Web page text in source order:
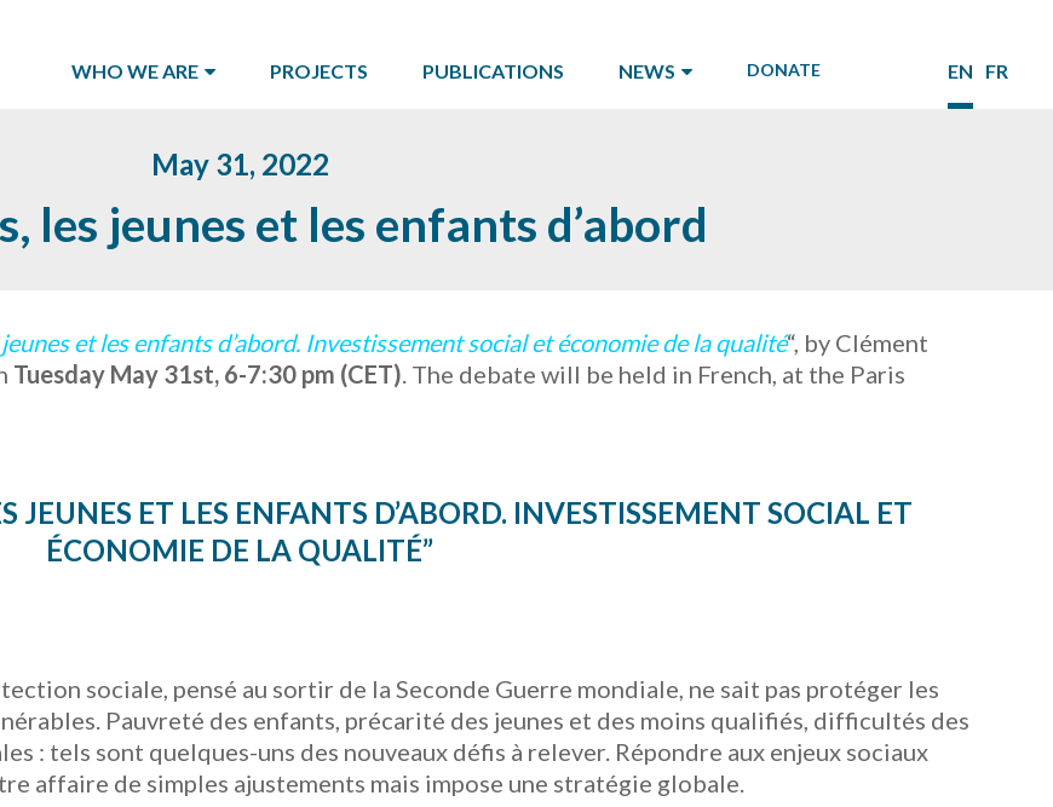
WHO WE ARE PROJECTS PUBLICATIONS NEWS DONATE EN FR
May 31, 2022
les jeunes et les enfants d’abord
et les enfants d’abord. Investissement social et économie de la qualité“, by Clément
Tuesday May 31st, 6-7:30 pm (CET). The debate will be held in French, at the Paris
JEUNES ET LES ENFANTS D’ABORD. INVESTISSEMENT SOCIAL ET
ÉCONOMIE DE LA QUALITÉ”
sociale, pensé au sortir de la Seconde Guerre mondiale, ne sait pas protéger les
Pauvreté des enfants, précarité des jeunes et des moins qualifiés, difficultés des
: tels sont quelques-uns des nouveaux défis à relever. Répondre aux enjeux sociaux
affaire de simples ajustements mais impose une stratégie globale.